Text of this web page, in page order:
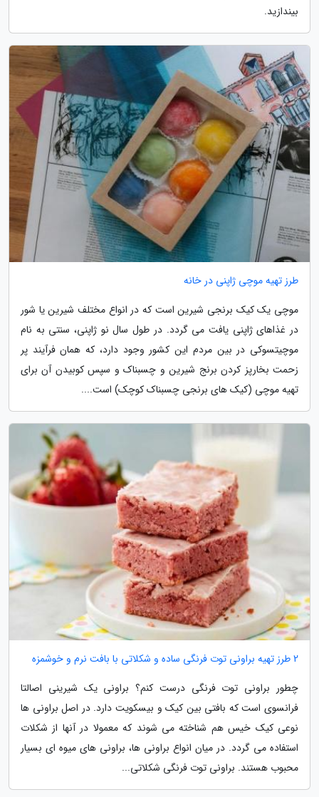
بیندازید.
طرز تهیه موچی ژاپنی در خانه
موچی یک کیک برنجی شیرین است که در انواع مختلف شیرین یا شور
در غذاهای ژاپنی یافت می گردد. در طول سال نو ژاپنی، سنتی به نام
موچیتسوکی در بین مردم این کشور وجود دارد، که همان فرآیند پر
زحمت بخارپز کردن برنج شیرین و چسبناک و سپس کوبیدن آن برای
تهیه موچی (کیک های برنجی چسبناک کوچک) است....
2 طرز تهیه براونی توت فرنگی ساده و شکلاتی با بافت نرم و خوشمزه
چطور براونی توت فرنگی درست کنم؟ براونی یک شیرینی اصالتا
فرانسوی است که بافتی بین کیک و بیسکویت دارد. در اصل براونی ها
نوعی کیک خیس هم شناخته می شوند که معمولا در آنها از شکلات
استفاده می گردد. در میان انواع براونی ها، براونی های میوه ای بسیار
محبوب هستند. براونی توت فرنگی شکلاتی...